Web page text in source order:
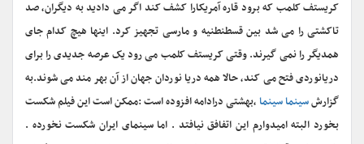
کریستف کلمب که برود قاره آمریکارا کشف کند اگر می دادید به دیگران، صد
تاکشتی را می شد بین قسطنطنیه و مارسی تجهیز کرد. اینها هیچ کدام جای
همدیگر را نمی گیرند. وقتی کریستف کلمب می رود یک عرصه جدیدی را برای
دریانوردی فتح می کند، حالا همه دریا نوردان جهان از آن بهر مند می شوند.به
گزارشسینما سینما،بهشتی درادامه افزوده است :ممکن است این فیلم شکست
بخورد البته امیدوارم این اتفافق نیافتد . اما سینمای ایران شکست نخورده .